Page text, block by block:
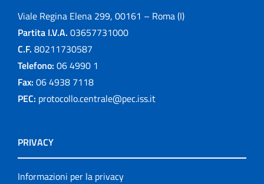
Viale Regina Elena 299, 00161 – Roma (I)
Partita I.V.A. 03657731000
C.F. 80211730587
Telefono: 06 4990 1
Fax: 06 4938 7118
PEC: protocollo.centrale@pec.iss.it
PRIVACY
Informazioni per la privacy